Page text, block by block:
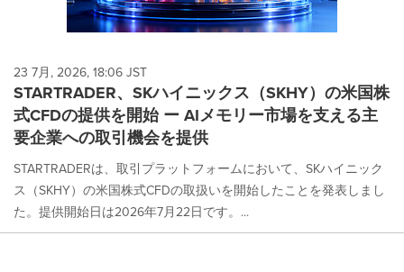
23 7月, 2026, 18:06 JST
STARTRADER、SKハイニックス（SKHY）の米国株
式CFDの提供を開始 ー AIメモリー市場を支える主
要企業への取引機会を提供
STARTRADERは、取引プラットフォームにおいて、SKハイニック
ス（SKHY）の米国株式CFDの取扱いを開始したことを発表しまし
た。提供開始日は2026年7月22日です。...